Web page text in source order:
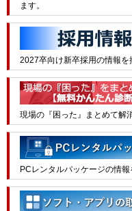
ます。
2027卒向け新卒採用の情報を
現場の『困った』まとめて解
PCレンタルパッケージの情報